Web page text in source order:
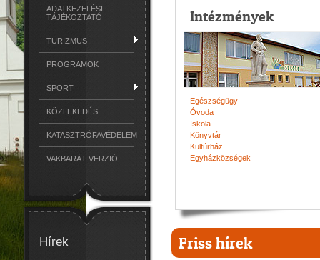
ADATKEZELÉSI
TÁJÉKOZTATÓ
TURIZMUS
PROGRAMOK
SPORT
KÖZLEKEDÉS
KATASZTRÓFAVÉDELEM
VAKBARÁT VERZIÓ
Hírek
Intézmények
Egészségügy
Óvoda
Iskola
Könyvtár
Kultúrház
Egyházközségek
Friss hírek